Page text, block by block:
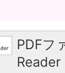
PDFフ